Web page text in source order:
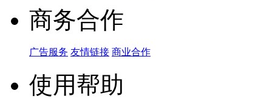
商务合作
广告服务 友情链接 商业合作
使用帮助